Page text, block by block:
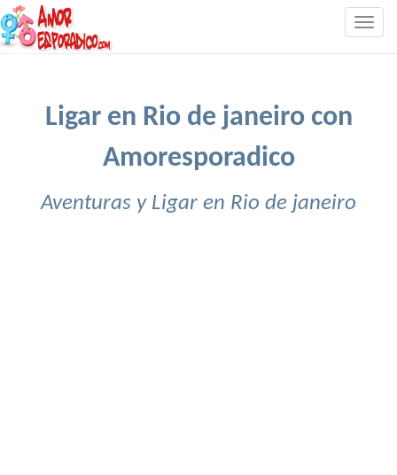
Ligar en Rio de janeiro con
Amoresporadico
Aventuras y Ligar en Rio de janeiro